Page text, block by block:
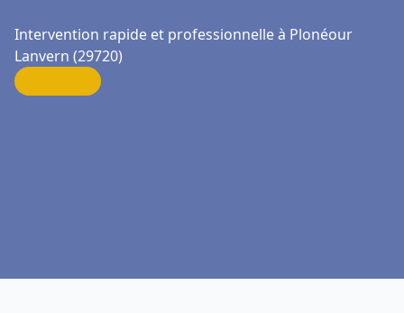
Intervention rapide et professionnelle à Plonéour
Lanvern (29720)